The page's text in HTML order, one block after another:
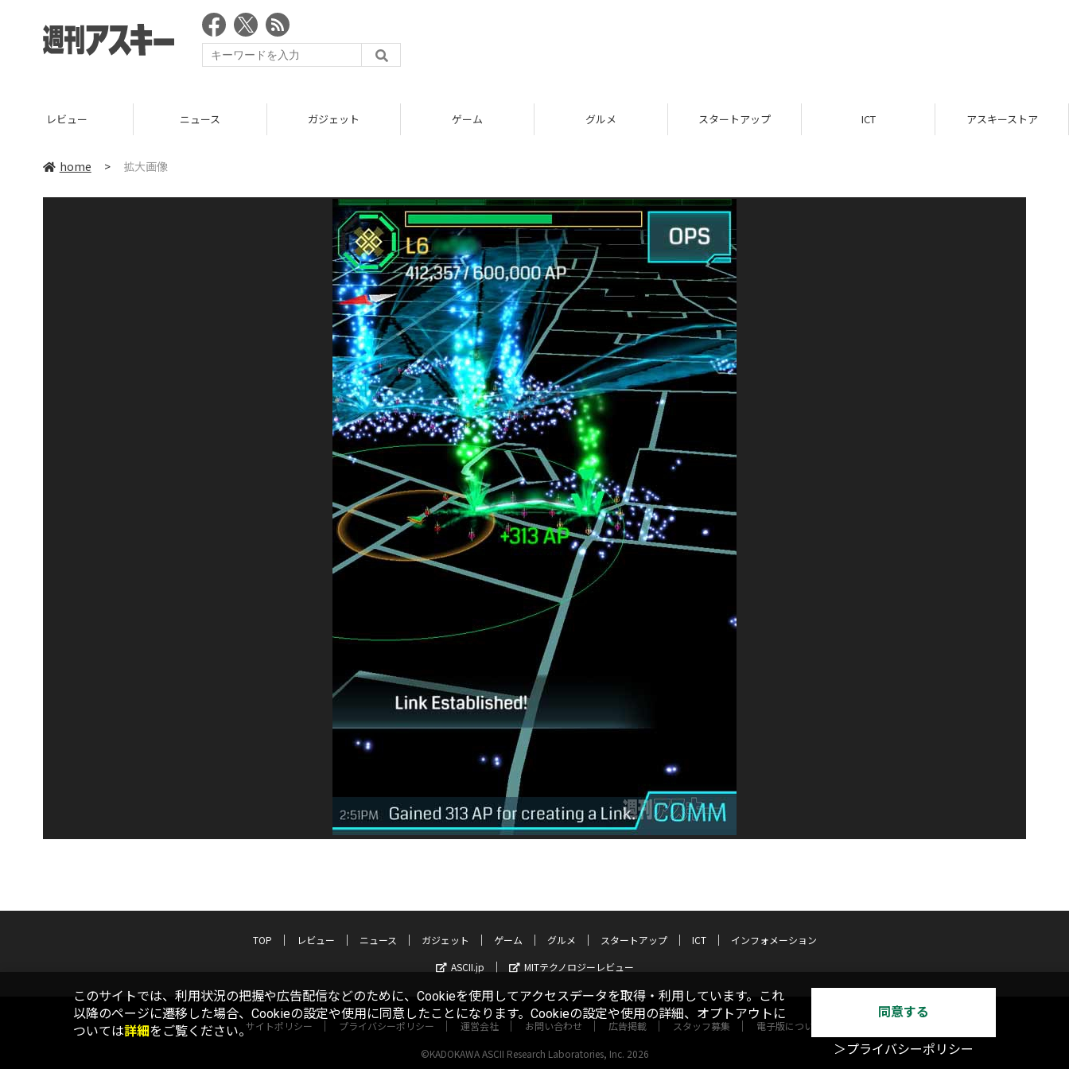
レビュー ニュース ガジェット ゲーム グルメ スタートアップ ICT アスキーストア
home > 拡大画像
TOP レビュー ニュース ガジェット ゲーム グルメ スタートアップ ICT
インフォメーション
ASCII.jp
MITテクノロジーレビュー
サイトポリシー プライバシーポリシー 運営会社 お問い合わせ 広告掲載 スタッフ募集 電子版について
©KADOKAWA ASCII Research Laboratories, Inc. 2026
このサイトでは、利用状況の把握や広告配信などのために、Cookieを使用してアクセスデータを取得・利用しています。これ
以降のページに遷移した場合、Cookieの設定や使用に同意したことになります。Cookieの設定や使用の詳細、オプトアウトに
ついては詳細をご覧ください。
同意する
＞プライバシーポリシー